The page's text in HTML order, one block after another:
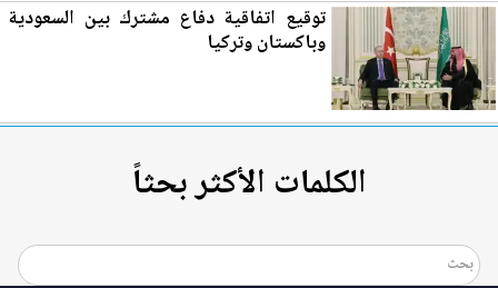
توقيع اتفاقية دفاع مشترك بين السعودية
وباكستان وتركيا
الكلمات الأكثر بحثاً